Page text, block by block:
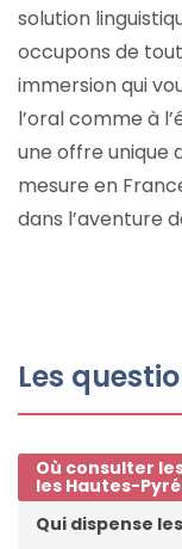
solution
occupons de
immersion qui
l’oral comme à
une offre unique
mesure en
dans l’aventure
Les
Où consulter
les Hautes-
Qui dispense